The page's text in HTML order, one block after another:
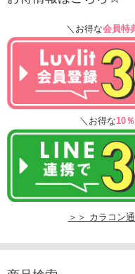
＼お得な会員特
＼お得な10
＞＞ カラコン